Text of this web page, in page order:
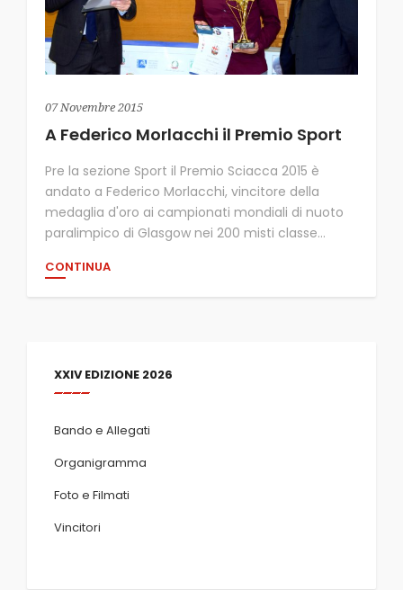
07 Novembre 2015
A Federico Morlacchi il Premio Sport
Pre la sezione Sport il Premio Sciacca 2015 è
andato a Federico Morlacchi, vincitore della
medaglia d'oro ai campionati mondiali di nuoto
paralimpico di Glasgow nei 200 misti classe...
CONTINUA
XXIV EDIZIONE 2026
Bando e Allegati
Organigramma
Foto e Filmati
Vincitori